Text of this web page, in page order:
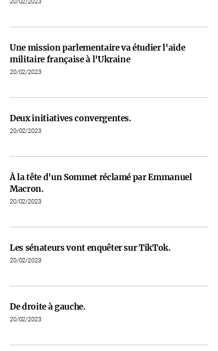
Une mission parlementaire va étudier l'aide
militaire française à l'Ukraine
20/02/2023
Deux initiatives convergentes.
20/02/2023
À la tête d'un Sommet réclamé par Emmanuel
Macron.
20/02/2023
Les sénateurs vont enquêter sur TikTok.
20/02/2023
De droite à gauche.
20/02/2023